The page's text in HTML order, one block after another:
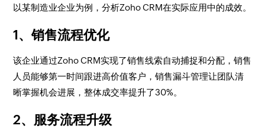
以某制造业企业为例，分析Zoho CRM在实际应用中的成效。
1、销售流程优化
该企业通过Zoho CRM实现了销售线索自动捕捉和分配，销售
人员能够第一时间跟进高价值客户，销售漏斗管理让团队清
晰掌握机会进展，整体成交率提升了30%。
2、服务流程升级